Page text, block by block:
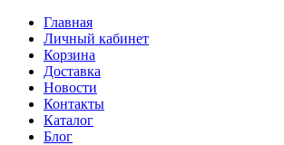
Главная
Личный кабинет
Корзина
Доставка
Новости
Контакты
Каталог
Блог